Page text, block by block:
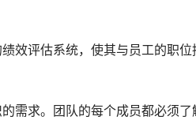
效评估系统，使其与员工的职位
需求。团队的每个成员都必须